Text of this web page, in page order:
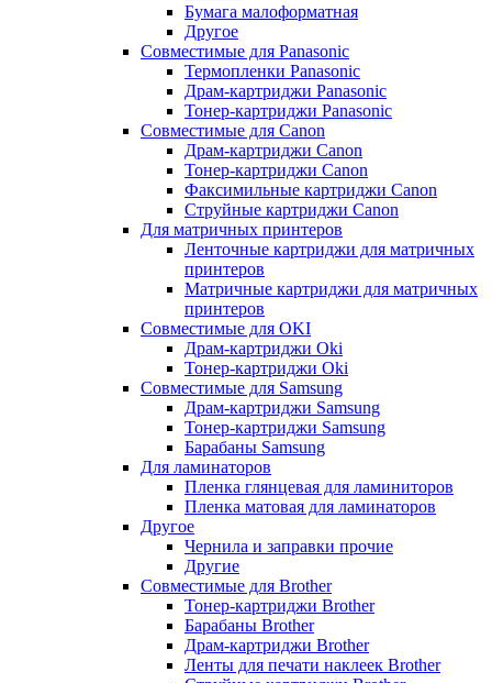
Бумага малоформатная
Другое
Совместимые для Panasonic
Термопленки Panasonic
Драм-картриджи Panasonic
Тонер-картриджи Panasonic
Совместимые для Canon
Драм-картриджи Canon
Тонер-картриджи Canon
Факсимильные картриджи Canon
Струйные картриджи Canon
Для матричных принтеров
Ленточные картриджи для матричных
принтеров
Матричные картриджи для матричных
принтеров
Совместимые для OKI
Драм-картриджи Oki
Тонер-картриджи Oki
Совместимые для Samsung
Драм-картриджи Samsung
Тонер-картриджи Samsung
Барабаны Samsung
Для ламинаторов
Пленка глянцевая для ламиниторов
Пленка матовая для ламинаторов
Другое
Чернила и заправки прочие
Другие
Совместимые для Brother
Тонер-картриджи Brother
Барабаны Brother
Драм-картриджи Brother
Ленты для печати наклеек Brother